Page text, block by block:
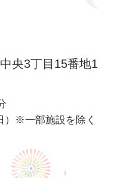
央3丁目15番地1
）※一部施設を除く